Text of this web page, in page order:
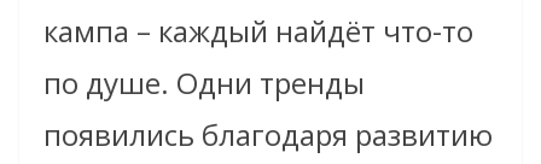
кампа – каждый найдёт что-то
по душе. Одни тренды
появились благодаря развитию